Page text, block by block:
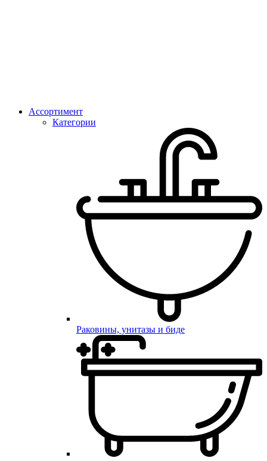
Ассортимент
Категории
Раковины, унитазы и биде